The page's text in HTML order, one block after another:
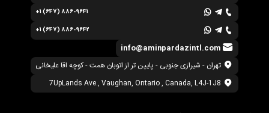
info@aminpardazintl.com
+1 (647) 886-9641
+1 (647) 886-9642
تهران - شیرازی جنوبی - پایین تر از اتوبان همت - کوچه اقا علیخانی
7UpLands Ave., Vaughan, Ontario , Canada, L4J-1J8